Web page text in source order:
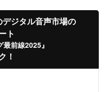
ジタル音声市場の
ト
最前線2025』
！